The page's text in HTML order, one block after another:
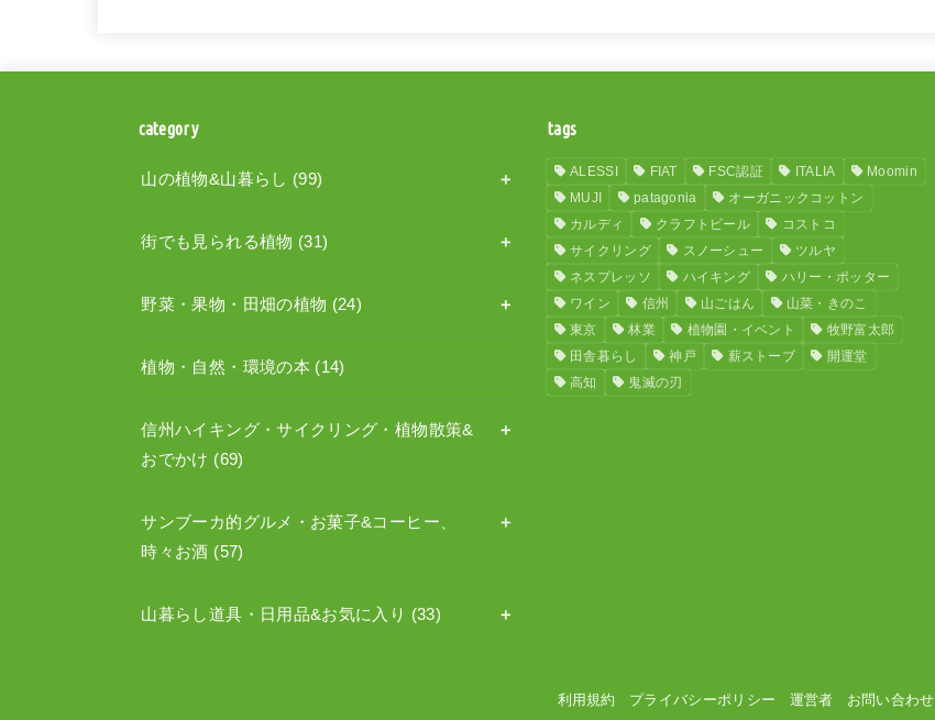
category
山の植物&山暮らし (99)
街でも見られる植物 (31)
野菜・果物・田畑の植物 (24)
植物・自然・環境の本 (14)
信州ハイキング・サイクリング・植物散策&
おでかけ (69)
サンブーカ的グルメ・お菓子&コーヒー、
時々お酒 (57)
山暮らし道具・日用品&お気に入り (33)
tags
ALESSI FIAT FSC認証 ITALIA
Moomin
MUJI
patagonia
オーガニックコットン
カルディ
クラフトビール
コストコ
サイクリング
スノーシュー
ツルヤ
ネスプレッソ
ハイキング
ハリー・ポッター
ワイン
信州 山ごはん
山菜・きのこ
東京
林業 植物園・イベント
牧野富太郎
田舎暮らし
神戸 薪ストーブ
開運堂
高知
鬼滅の刃
利用規約 プライバシーポリシー 運営者 お問い合わせ